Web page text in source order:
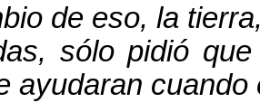
de eso, la
sólo pidió
ayudaran